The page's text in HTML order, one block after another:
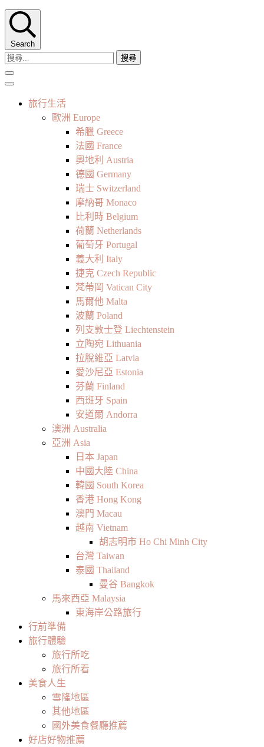
Search
搜
尋
關
旅行生活
歐洲 Europe
希臘 Greece
法國 France
奧地利 Austria
德國 Germany
瑞士 Switzerland
摩納哥 Monaco
比利時 Belgium
荷蘭 Netherlands
葡萄牙 Portugal
義大利 Italy
捷克 Czech Republic
梵蒂岡 Vatican City
馬爾他 Malta
波蘭 Poland
列支敦士登 Liechtenstein
立陶宛 Lithuania
拉脫維亞 Latvia
愛沙尼亞 Estonia
芬蘭 Finland
西班牙 Spain
安道爾 Andorra
澳洲 Australia
亞洲 Asia
日本 Japan
中國大陸 China
韓國 South Korea
香港 Hong Kong
澳門 Macau
越南 Vietnam
胡志明市 Ho Chi Minh City
台灣 Taiwan
泰國 Thailand
曼谷 Bangkok
馬來西亞 Malaysia
東海岸公路旅行
行前準備
旅行體驗
旅行所吃
旅行所看
美食人生
雪隆地區
其他地區
國外美食餐廳推薦
好店好物推薦